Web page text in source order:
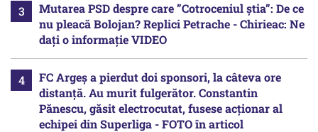
Mutarea PSD despre care ”Cotroceniul știa”: De ce
nu pleacă Bolojan? Replici Petrache - Chirieac: Ne
dați o informație VIDEO
FC Argeș a pierdut doi sponsori, la câteva ore
distanță. Au murit fulgerător. Constantin
Pănescu, găsit electrocutat, fusese acționar al
echipei din Superliga - FOTO în articol